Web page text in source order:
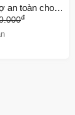
an toàn cho
thoải mái,
mịn,
da bụng
đ